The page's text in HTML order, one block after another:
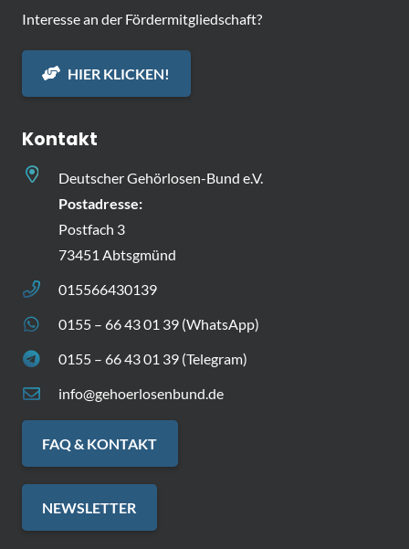
Interesse an der Fördermitgliedschaft?
HIER KLICKEN!
Kontakt
Deutscher Gehörlosen-Bund e.V.
Postadresse:
Postfach 3
73451 Abtsgmünd
015566430139
0155 – 66 43 01 39 (WhatsApp)
0155 – 66 43 01 39 (Telegram)
info@gehoerlosenbund.de
FAQ & KONTAKT
NEWSLETTER